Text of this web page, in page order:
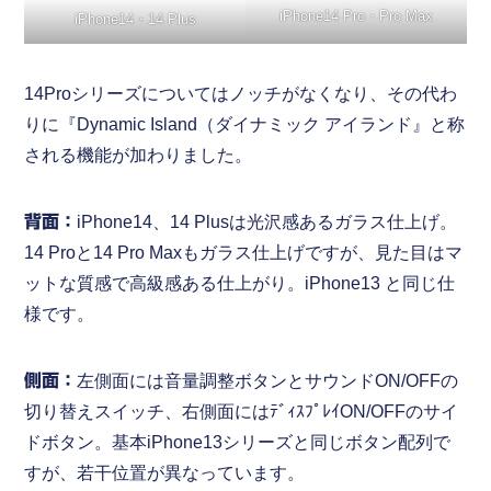
iPhone14・14 Plus iPhone14 Pro・Pro Max
14Proシリーズについてはノッチがなくなり、その代わ
りに『Dynamic Island（ダイナミック アイランド』と称
される機能が加わりました。
背面： iPhone14、14 Plusは光沢感あるガラス仕上げ。
14 Proと14 Pro Maxもガラス仕上げですが、見た目はマ
ットな質感で高級感ある仕上がり。iPhone13 と同じ仕
様です。
側面： 左側面には音量調整ボタンとサウンドON/OFFの
切り替えスイッチ、右側面にはﾃﾞｨｽﾌﾟﾚｲON/OFFのサイ
ドボタン。基本iPhone13シリーズと同じボタン配列で
すが、若干位置が異なっています。